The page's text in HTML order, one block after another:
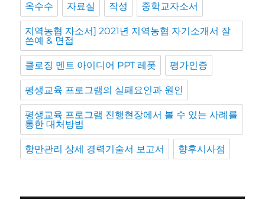
옥수수 자료실 작성 중학교자소서
지역농협 자소서] 2021년 지역농협 자기소개서 잘
쓴예 & 면접
클로징 멘트 아이디어 PPT 레폿 평가인증
평생교육 프로그램의 실패요인과 원인
평생교육 프로그램 진행현장에서 볼 수 있는 사례를
통한 대처방법
항만관리 상세 경력기술서 보고서 향후시사점